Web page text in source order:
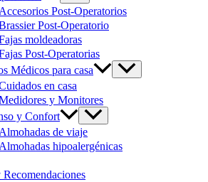
Accesorios Post-Operatorios
Post-Operatorio
moldeadoras
Post-Operatorias
Médicos para casa
en casa
y Monitores
y Confort
Almohadas de viaje
Almohadas hipoalergénicas